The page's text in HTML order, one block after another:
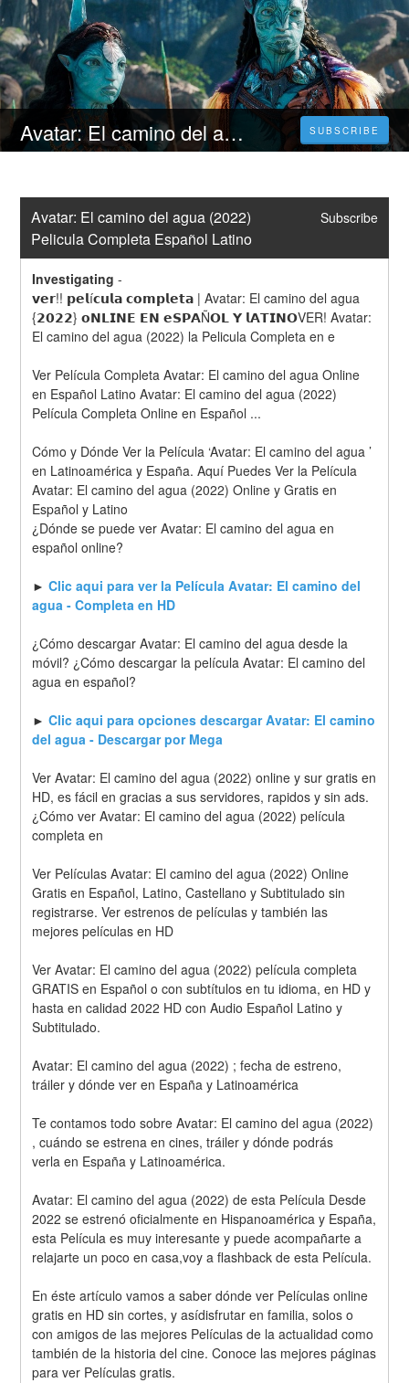
Avatar: El camino del agua (2022) Pelicula Completa Español Latino SUBSCRIBE
Avatar: El camino del agua (2022)
Pelicula Completa Español Latino
Subscribe
Investigating -
𝘃𝗲𝗿!! 𝗽𝗲𝗹í𝗰𝘂𝗹𝗮 𝗰𝗼𝗺𝗽𝗹𝗲𝘁𝗮 | Avatar: El camino del agua
{𝟮𝟬𝟮𝟮} 𝗼𝗡𝗟𝗜𝗡𝗘 𝗘𝗡 𝗲𝗦𝗣𝗔Ñ𝗢𝗟 𝗬 𝗹𝗔𝗧𝗜𝗡𝗢VER! Avatar:
El camino del agua (2022) la Pelicula Completa en e
Ver Película Completa Avatar: El camino del agua Online
en Español Latino Avatar: El camino del agua (2022)
Película Completa Online en Español ...
Cómo y Dónde Ver la Película ‘Avatar: El camino del agua ’
en Latinoamérica y España. Aquí Puedes Ver la Película
Avatar: El camino del agua (2022) Online y Gratis en
Español y Latino
¿Dónde se puede ver Avatar: El camino del agua en
español online?
► Clic aqui para ver la Película Avatar: El camino del
agua - Completa en HD
¿Cómo descargar Avatar: El camino del agua desde la
móvil? ¿Cómo descargar la película Avatar: El camino del
agua en español?
► Clic aqui para opciones descargar Avatar: El camino
del agua - Descargar por Mega
Ver Avatar: El camino del agua (2022) online y sur gratis en
HD, es fácil en gracias a sus servidores, rapidos y sin ads.
¿Cómo ver Avatar: El camino del agua (2022) película
completa en
Ver Películas Avatar: El camino del agua (2022) Online
Gratis en Español, Latino, Castellano y Subtitulado sin
registrarse. Ver estrenos de películas y también las
mejores películas en HD
Ver Avatar: El camino del agua (2022) película completa
GRATIS en Español o con subtítulos en tu idioma, en HD y
hasta en calidad 2022 HD con Audio Español Latino y
Subtitulado.
Avatar: El camino del agua (2022) ; fecha de estreno,
tráiler y dónde ver en España y Latinoamérica
Te contamos todo sobre Avatar: El camino del agua (2022)
, cuándo se estrena en cines, tráiler y dónde podrás
verla en España y Latinoamérica.
Avatar: El camino del agua (2022) de esta Película Desde
2022 se estrenó oficialmente en Hispanoamérica y España,
esta Película es muy interesante y puede acompañarte a
relajarte un poco en casa,voy a flashback de esta Película.
En éste artículo vamos a saber dónde ver Películas online
gratis en HD sin cortes, y asídisfrutar en familia, solos o
con amigos de las mejores Películas de la actualidad como
también de la historia del cine. Conoce las mejores páginas
para ver Películas gratis.